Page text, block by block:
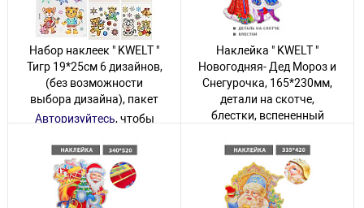
Набор наклеек " KWELT "
Тигр 19*25см 6 дизайнов,
(без возможности
выбора дизайна), пакет
Авторизуйтесь, чтобы
232 товара
Наклейка " KWELT "
Новогодняя- Дед Мороз и
Снегурочка, 165*230мм,
детали на скотче,
блестки, вспененный
Авторизуйтесь, чтобы
увидеть цену
81 товар